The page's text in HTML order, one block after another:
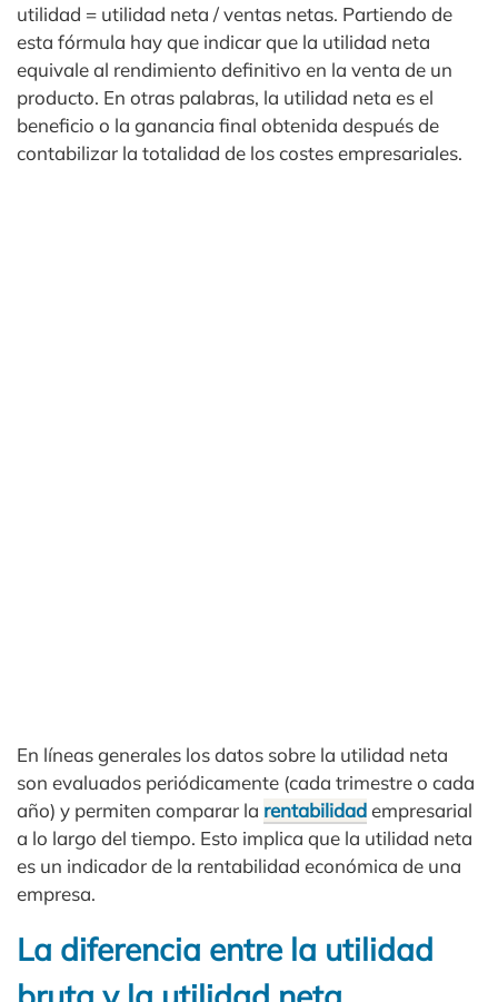
utilidad = utilidad neta / ventas netas. Partiendo de
esta fórmula hay que indicar que la utilidad neta
equivale al rendimiento definitivo en la venta de un
producto. En otras palabras, la utilidad neta es el
beneficio o la ganancia final obtenida después de
contabilizar la totalidad de los costes empresariales.
En líneas generales los datos sobre la utilidad neta
son evaluados periódicamente (cada trimestre o cada
año) y permiten comparar la rentabilidadempresarial
a lo largo del tiempo. Esto implica que la utilidad neta
es un indicador de la rentabilidad económica de una
empresa.
La diferencia entre la utilidad